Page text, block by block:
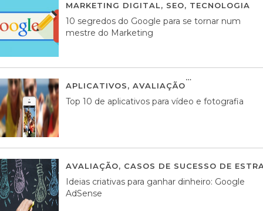
MARKETING DIGITAL, SEO, TECNOLOGIA
10 segredos do Google para se tornar num
mestre do Marketing
APLICATIVOS, AVALIAÇÃO
Top 10 de aplicativos para vídeo e fotografia
AVALIAÇÃO, CASOS DE SUCESSO DE
Ideias criativas para ganhar dinheiro: Google
AdSense